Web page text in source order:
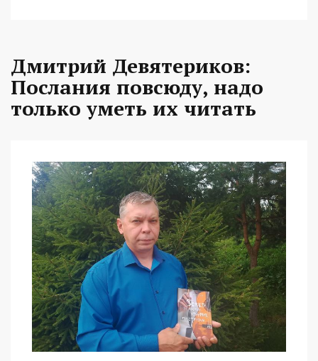
Дмитрий Девятериков:
Послания повсюду, надо
только уметь их читать